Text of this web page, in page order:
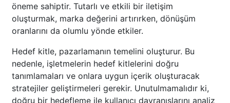
öneme sahiptir. Tutarlı ve etkili bir iletişim
oluşturmak, marka değerini artırırken, dönüşüm
oranlarını da olumlu yönde etkiler.
Hedef kitle, pazarlamanın temelini oluşturur. Bu
nedenle, işletmelerin hedef kitlelerini doğru
tanımlamaları ve onlara uygun içerik oluşturacak
stratejiler geliştirmeleri gerekir. Unutulmamalıdır ki,
doğru bir hedefleme ile kullanıcı davranışlarını analiz